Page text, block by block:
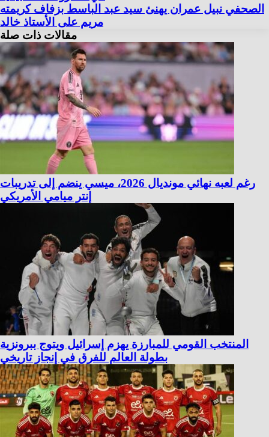
الصحفي نبيل عمران يهنئ سيد عبد الباسط بزفاف كريمته
مريم على الأستاذ خالد
مقالات ذات صلة
رغم لعبه نهائي مونديال 2026، ميسي ينضم إلى تدريبات
إنتر ميامي الأمريكي
المنتخب القومي للمبارزة يهزم إسرائيل ويتوج ببرونزية
بطولة العالم للفرق في إنجاز تاريخي